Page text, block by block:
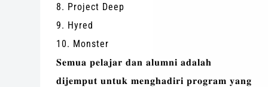
8. Project Deep
9. Hyred
10. Monster
𝐒𝐞𝐦𝐮𝐚 𝐩𝐞𝐥𝐚𝐣𝐚𝐫 𝐝𝐚𝐧 𝐚𝐥𝐮𝐦𝐧𝐢 𝐚𝐝𝐚𝐥𝐚𝐡
𝐝𝐢𝐣𝐞𝐦𝐩𝐮𝐭 𝐮𝐧𝐭𝐮𝐤 𝐦𝐞𝐧𝐠𝐡𝐚𝐝𝐢𝐫𝐢 𝐩𝐫𝐨𝐠𝐫𝐚𝐦 𝐲𝐚𝐧𝐠